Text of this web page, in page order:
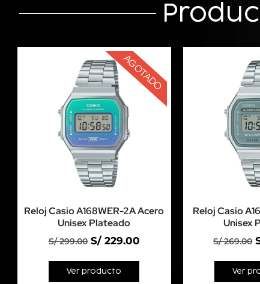
AGOTADO
Reloj Casio A168WER-2A Acero
Unisex Plateado
S/299.00 S/229.00
Ver producto
Reloj Casio
Unisex
S/269.00
Ver